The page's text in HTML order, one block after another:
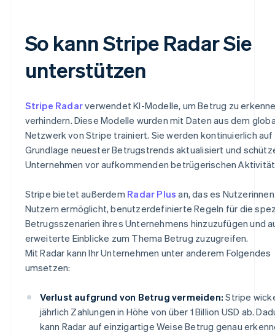
So kann Stripe Radar Sie
unterstützen
Stripe Radarverwendet KI-Modelle, um Betrug zu
verhindern. Diese Modelle wurden mit Daten aus dem
Netzwerk von Stripe trainiert. Sie werden kontinuierlich
Grundlage neuester Betrugstrends aktualisiert und
Unternehmen vor aufkommenden betrügerischen
Stripe bietet außerdem Radar Plus an, das es
Nutzern ermöglicht, benutzerdefinierte Regeln für die
Betrugsszenarien ihres Unternehmens hinzuzufügen und
erweiterte Einblicke zum Thema Betrug zuzugreifen.
Mit Radar kann Ihr Unternehmen unter anderem Folgendes
umsetzen:
Verlust aufgrund von Betrug vermeiden: Stripe
jährlich Zahlungen in Höhe von über 1 Billion USD ab.
kann Radar auf einzigartige Weise Betrug genau